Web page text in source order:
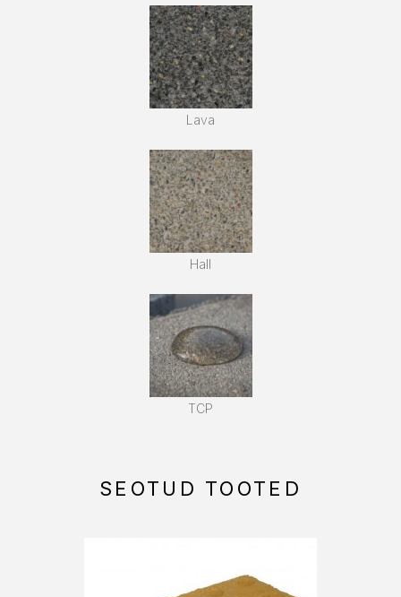
Lava
Hall
TCP
SEOTUD TOOTED